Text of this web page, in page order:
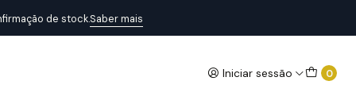
Iniciar sessão 0
de stock.Saber mais